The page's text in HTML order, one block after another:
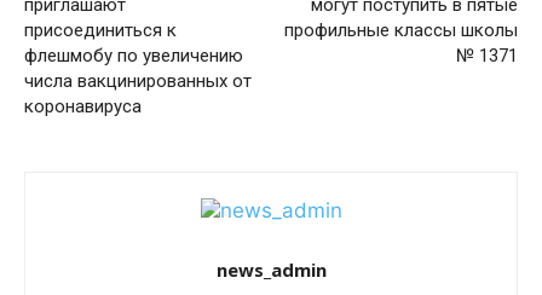
приглашают
присоединиться к
флешмобу по увеличению
числа вакцинированных от
коронавируса
могут поступить в пятые
профильные классы школы
№ 1371
news_admin